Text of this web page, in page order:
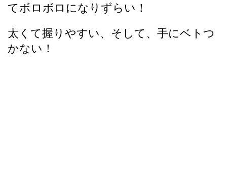
てボロボロになりずらい！
太くて握りやすい、そして、手にベトつ
かない！